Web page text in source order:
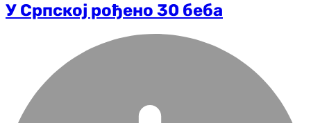
У Српској рођено 30 беба